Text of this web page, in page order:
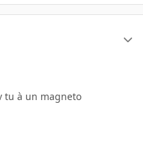
tu à un magneto